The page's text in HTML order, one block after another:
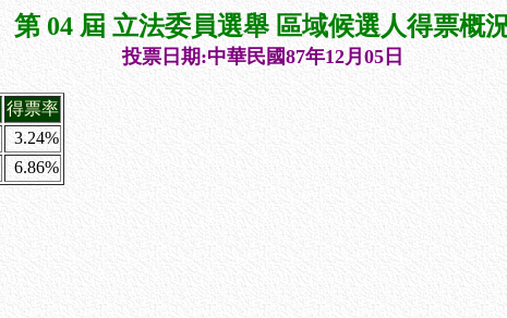
第 04 屆 立法委員選舉 區域候選人得票概
投票日期:中華民國87年12月05日
得票率
3.24%
6.86%